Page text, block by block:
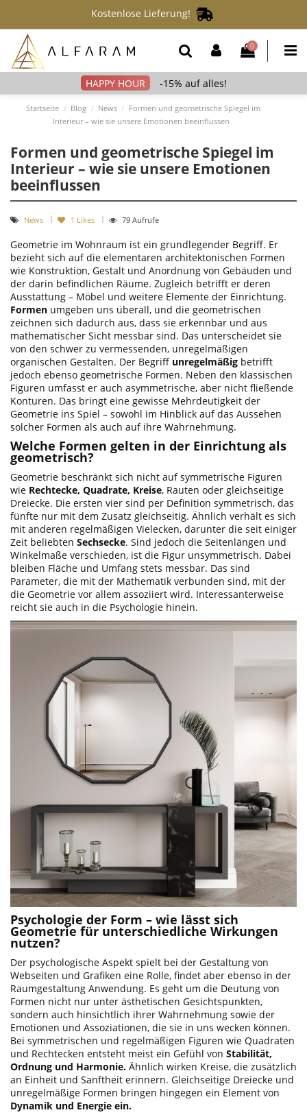
Kostenlose Lieferung!
0
-15% auf alles!
Startseite Blog News
Formen und geometrische Spiegel im
Interieur – wie sie unsere Emotionen beeinflussen
Formen und geometrische Spiegel im
Interieur – wie sie unsere Emotionen
beeinflussen
News 1 Likes 79 Aufrufe
Geometrie im Wohnraum ist ein grundlegender Begriff. Er
bezieht sich auf die elementaren architektonischen Formen
wie Konstruktion, Gestalt und Anordnung von Gebäuden und
der darin befindlichen Räume. Zugleich betrifft er deren
Ausstattung – Möbel und weitere Elemente der Einrichtung.
Formen umgeben uns überall, und die geometrischen
zeichnen sich dadurch aus, dass sie erkennbar und aus
mathematischer Sicht messbar sind. Das unterscheidet sie
von den schwer zu vermessenden, unregelmäßigen
organischen Gestalten. Der Begriff unregelmäßig betrifft
jedoch ebenso geometrische Formen. Neben den klassischen
Figuren umfasst er auch asymmetrische, aber nicht fließende
Konturen. Das bringt eine gewisse Mehrdeutigkeit der
Geometrie ins Spiel – sowohl im Hinblick auf das Aussehen
solcher Formen als auch auf ihre Wahrnehmung.
Welche Formen gelten in der Einrichtung als
geometrisch?
Geometrie beschränkt sich nicht auf symmetrische Figuren
wie Rechtecke, Quadrate, Kreise, Rauten oder gleichseitige
Dreiecke. Die ersten vier sind per Definition symmetrisch, das
fünfte nur mit dem Zusatz gleichseitig. Ähnlich verhält es sich
mit anderen regelmäßigen Vielecken, darunter die seit einiger
Zeit beliebten Sechsecke. Sind jedoch die Seitenlängen und
Winkelmaße verschieden, ist die Figur unsymmetrisch. Dabei
bleiben Fläche und Umfang stets messbar. Das sind
Parameter, die mit der Mathematik verbunden sind, mit der
die Geometrie vor allem assoziiert wird. Interessanterweise
reicht sie auch in die Psychologie hinein.
Psychologie der Form – wie lässt sich
Geometrie für unterschiedliche Wirkungen
nutzen?
Der psychologische Aspekt spielt bei der Gestaltung von
Webseiten und Grafiken eine Rolle, findet aber ebenso in der
Raumgestaltung Anwendung. Es geht um die Deutung von
Formen nicht nur unter ästhetischen Gesichtspunkten,
sondern auch hinsichtlich ihrer Wahrnehmung sowie der
Emotionen und Assoziationen, die sie in uns wecken können.
Bei symmetrischen und regelmäßigen Figuren wie Quadraten
und Rechtecken entsteht meist ein Gefühl von Stabilität,
Ordnung und Harmonie. Ähnlich wirken Kreise, die zusätzlich
an Einheit und Sanftheit erinnern. Gleichseitige Dreiecke und
unregelmäßige Formen bringen hingegen ein Element von
Dynamik und Energie ein.